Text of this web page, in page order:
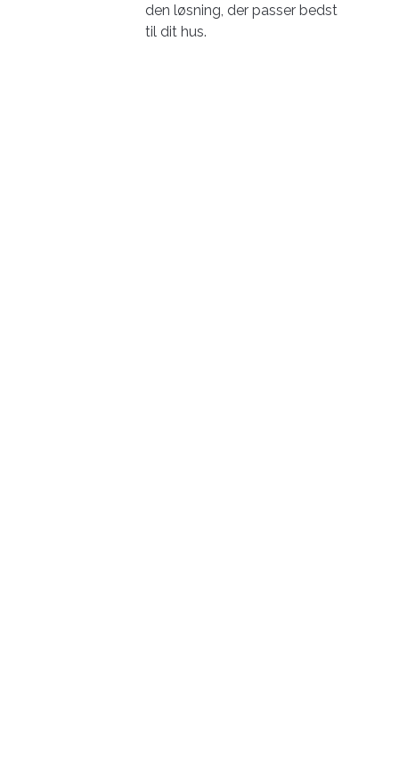
den løsning, der passer bedst
til dit hus.